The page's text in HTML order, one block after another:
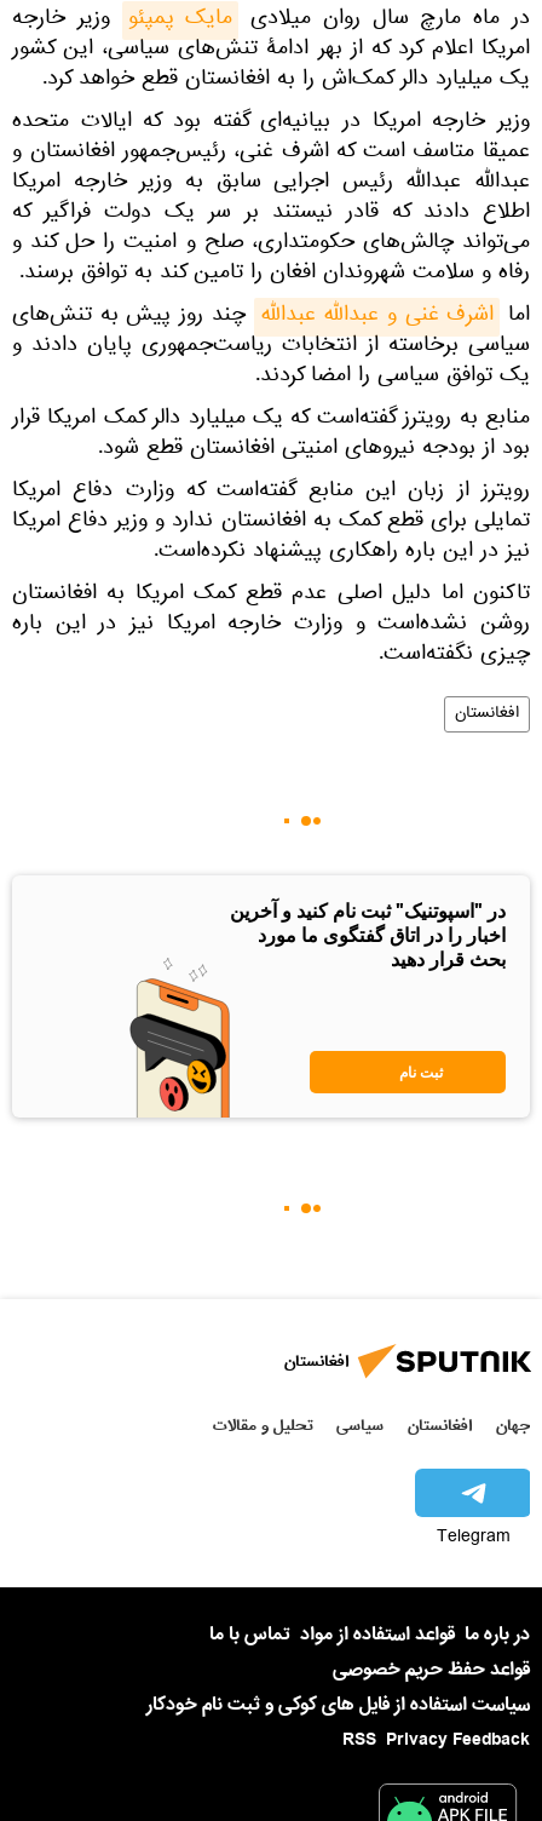
در ماه مارچ سال روان میلادی مایک پمپئو وزیر خارجه
امریکا اعلام کرد که از بهر ادامۀ تنش‌های سیاسی، این کشور
یک میلیارد دالر کمک‌اش را به افغانستان قطع خواهد کرد.
وزیر خارجه امریکا در بیانیه‌ای گفته بود که ایالات متحده
عمیقا متاسف است که اشرف غنی، رئیس‌جمهور افغانستان و
عبدالله عبدالله رئیس اجرایی سابق به وزیر خارجه امریکا
اطلاع دادند که قادر نیستند بر سر یک دولت فراگیر که
می‌تواند چالش‌های حکومتداری، صلح و امنیت را حل کند و
رفاه و سلامت شهروندان افغان را تامین کند به توافق برسند.
اما اشرف غنی و عبدالله عبدالله چند روز پیش به تنش‌های
سیاسی برخاسته از انتخابات ریاست‌جمهوری پایان دادند و
یک توافق سیاسی را امضا کردند.
منابع به رویترز گفته‌است که یک میلیارد دالر کمک امریکا قرار
بود از بودجه نیروهای امنیتی افغانستان قطع شود.
رویترز از زبان این منابع گفته‌است که وزارت دفاع امریکا
تمایلی برای قطع کمک به افغانستان ندارد و وزیر دفاع امریکا
نیز در این باره راهکاری پیشنهاد نکرده‌است.
تاکنون اما دلیل اصلی عدم قطع کمک امریکا به افغانستان
روشن نشده‌است و وزارت خارجه امریکا نیز در این باره
چیزی نگفته‌است.
افغانستان
در "اسپوتنیک" ثبت نام کنید و آخرین
اخبار را در اتاق گفتگوی ما مورد
بحث قرار دهید
ثبت نام
افغانستان
جهان افغانستان سیاسی تحلیل و مقالات
Telegram
در باره ما قواعد استفاده از مواد تماس با ما
قواعد حفظ حریم خصوصی
سیاست استفاده از فایل های کوکی و ثبت نام خودکار
Privacy Feedback
RSS